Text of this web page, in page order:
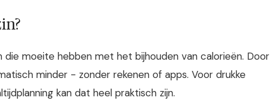
moeite hebben met het bijhouden van calorieën. Door
minder - zonder rekenen of apps. Voor drukke
kan dat heel praktisch zijn.